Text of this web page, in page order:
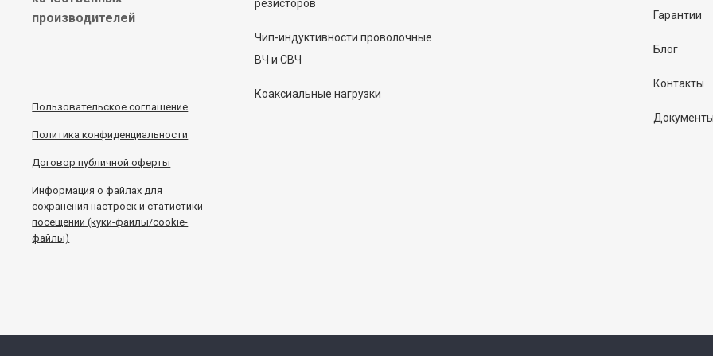
производителей
Пользовательское соглашение
Политика конфиденциальности
Договор публичной оферты
Информацияофайлах для
сохранения настроек и статистики
посещений (куки-файлы/cookie-
файлы)
резисторов
Чип-индуктивности проволочные
ВЧ и СВЧ
Коаксиальные нагрузки
Гарантии
Блог
Контакты